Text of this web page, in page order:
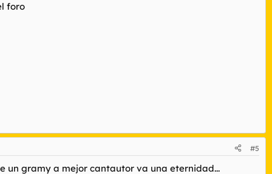
foro
#5
un gramy a mejor cantautor va una eternidad...